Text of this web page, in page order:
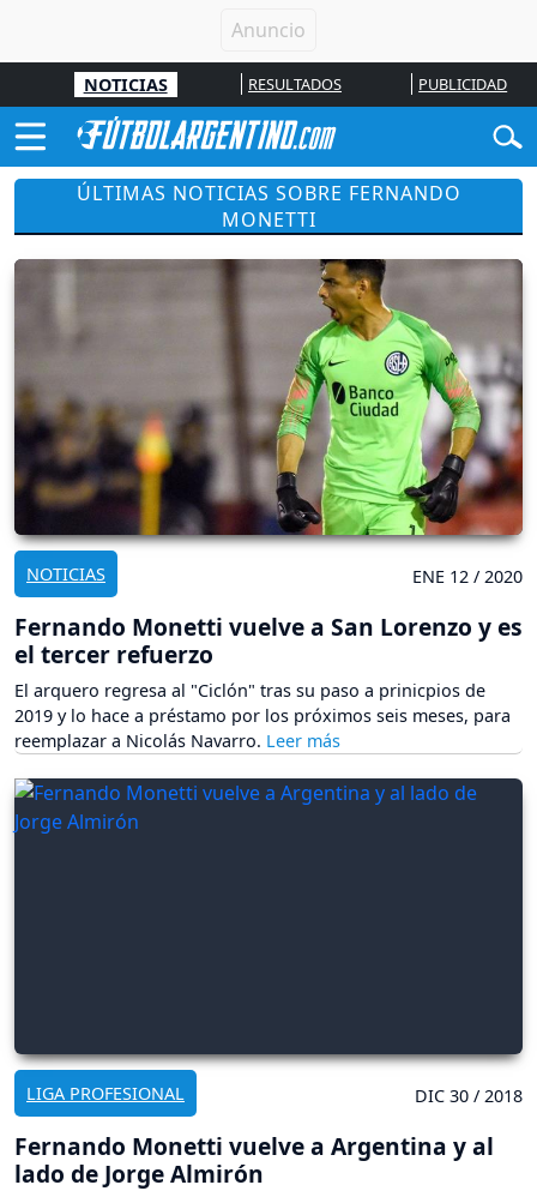
NOTICIAS RESULTADOS PUBLICIDAD
ÚLTIMAS NOTICIAS SOBRE FERNANDO
MONETTI
NOTICIAS ENE 12 / 2020
Fernando Monetti vuelve a San Lorenzo y es
el tercer refuerzo
El arquero regresa al "Ciclón" tras su paso a prinicpios de
2019 y lo hace a préstamo por los próximos seis meses, para
reemplazar a Nicolás Navarro.
LIGA PROFESIONAL DIC 30 / 2018
Fernando Monetti vuelve a Argentina y al
lado de Jorge Almirón